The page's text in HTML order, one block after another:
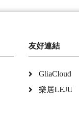
友好連結
GliaCloud
樂居LEJU